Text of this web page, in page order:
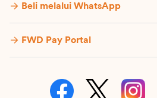
Beli melalui WhatsApp
FWD Pay Portal